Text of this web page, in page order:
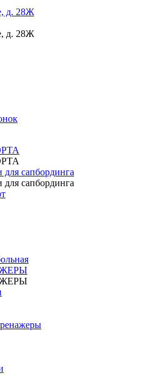
д. 28Ж
д. 28Ж
для сапбординга
для сапбординга